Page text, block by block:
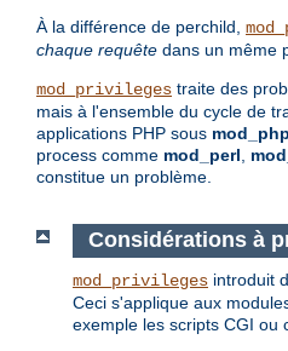
À la différence de perchild,
chaque requête dans un même
mod_privileges traite des
mais à l'ensemble du cycle de
applications PHP sous mod_php
process comme mod_perl,
constitue un problème.
Considérations à
mod_privileges introduit
Ceci s'applique aux
exemple les scripts CGI ou